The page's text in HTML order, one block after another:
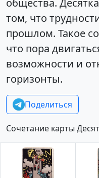
общества.
том, что
прошлом. Такое
что пора
возможности и
горизонты.
Поделиться
Сочетание карты